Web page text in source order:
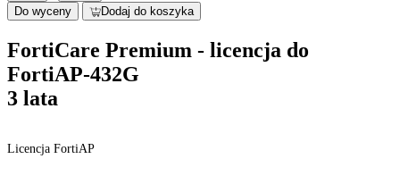
Do wyceny
Dodaj do koszyka
FortiCare Premium - licencja do
FortiAP-432G
3 lata
Licencja FortiAP